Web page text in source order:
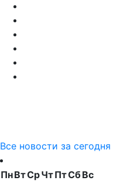
Все новости за сегодня
ПнВтСрЧтПтСбВс